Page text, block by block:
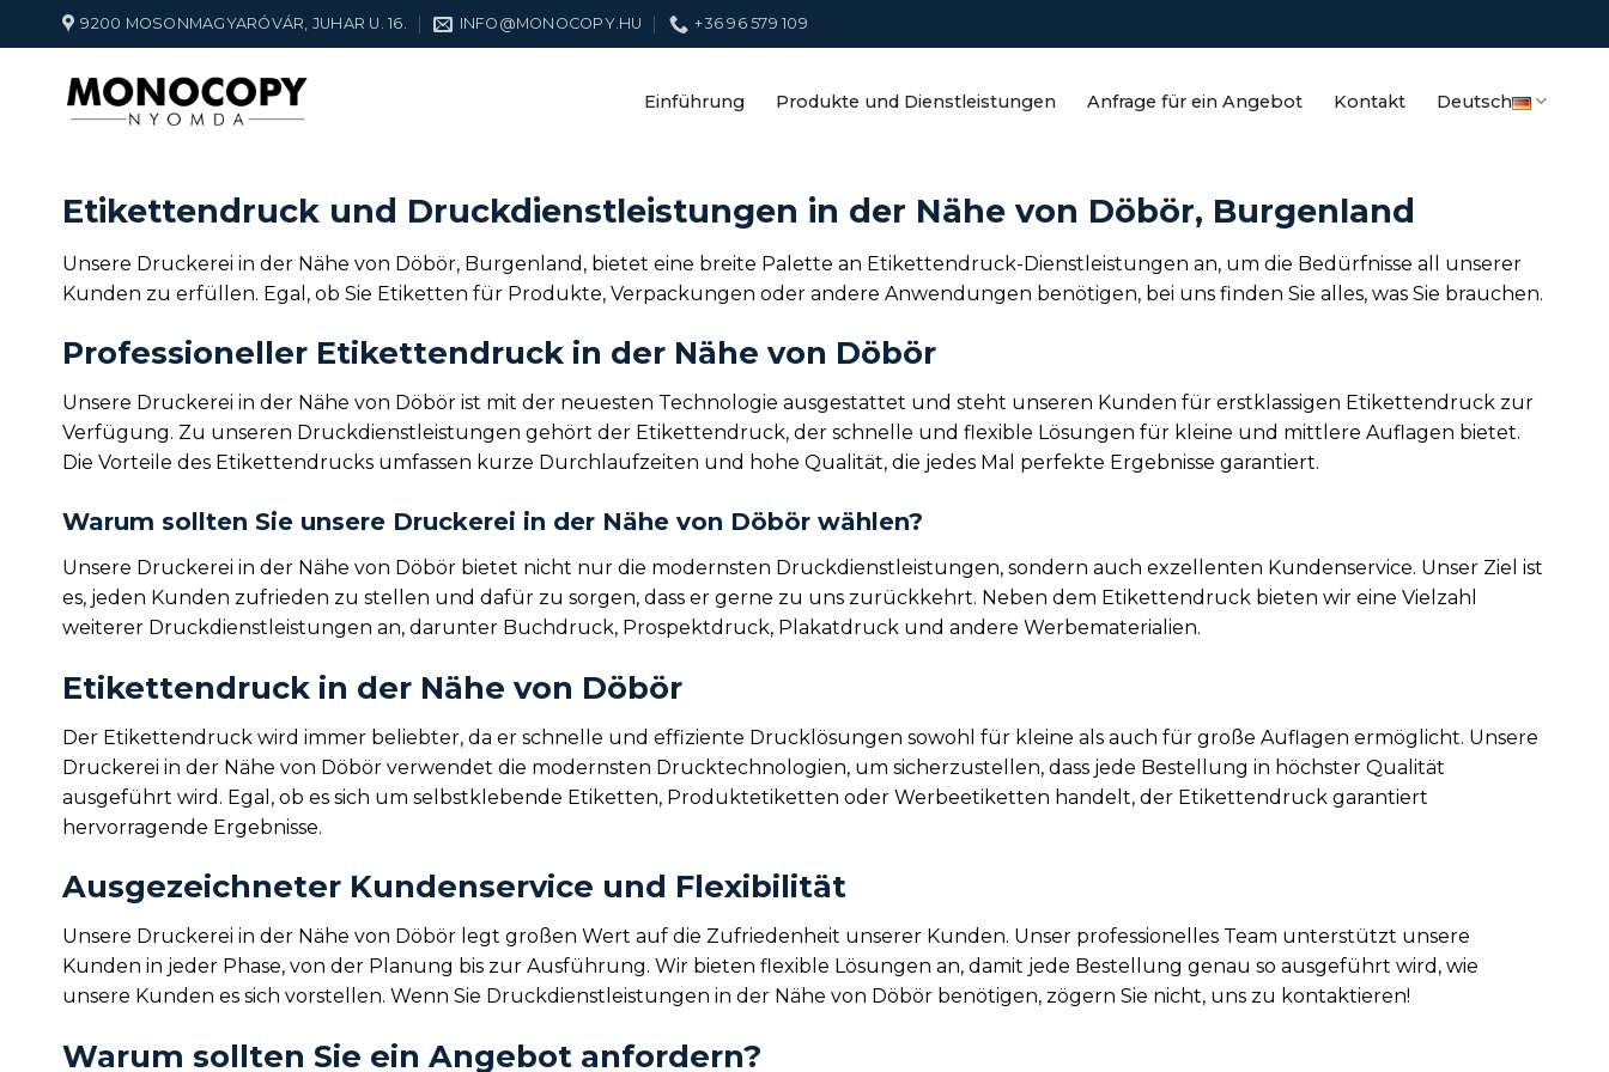
Inhalt
springen
9200 MOSONMAGYARÓVÁR, JUHAR U. 16. INFO@MONOCOPY.HU +36 96 579 109
Einführung Produkte und Dienstleistungen Anfrage für ein Angebot Kontakt Deutsch
Etikettendruck und Druckdienstleistungen in der Nähe von Döbör, Burgenland
Unsere Druckerei in der Nähe von Döbör, Burgenland, bietet eine breite Palette an Etikettendruck-Dienstleistungen an, um die Bedürfnisse all unserer
Kunden zu erfüllen. Egal, ob Sie Etiketten für Produkte, Verpackungen oder andere Anwendungen benötigen, bei uns finden Sie alles, was Sie brauchen.
Professioneller Etikettendruck in der Nähe von Döbör
Unsere Druckerei in der Nähe von Döbör ist mit der neuesten Technologie ausgestattet und steht unseren Kunden für erstklassigen Etikettendruck zur
Verfügung. Zu unseren Druckdienstleistungen gehört der Etikettendruck, der schnelle und flexible Lösungen für kleine und mittlere Auflagen bietet.
Die Vorteile des Etikettendrucks umfassen kurze Durchlaufzeiten und hohe Qualität, die jedes Mal perfekte Ergebnisse garantiert.
Warum sollten Sie unsere Druckerei in der Nähe von Döbör wählen?
Unsere Druckerei in der Nähe von Döbör bietet nicht nur die modernsten Druckdienstleistungen, sondern auch exzellenten Kundenservice. Unser Ziel ist
es, jeden Kunden zufrieden zu stellen und dafür zu sorgen, dass er gerne zu uns zurückkehrt. Neben dem Etikettendruck bieten wir eine Vielzahl
weiterer Druckdienstleistungen an, darunter Buchdruck, Prospektdruck, Plakatdruck und andere Werbematerialien.
Etikettendruck in der Nähe von Döbör
Der Etikettendruck wird immer beliebter, da er schnelle und effiziente Drucklösungen sowohl für kleine als auch für große Auflagen ermöglicht. Unsere
Druckerei in der Nähe von Döbör verwendet die modernsten Drucktechnologien, um sicherzustellen, dass jede Bestellung in höchster Qualität
ausgeführt wird. Egal, ob es sich um selbstklebende Etiketten, Produktetiketten oder Werbeetiketten handelt, der Etikettendruck garantiert
hervorragende Ergebnisse.
Ausgezeichneter Kundenservice und Flexibilität
Unsere Druckerei in der Nähe von Döbör legt großen Wert auf die Zufriedenheit unserer Kunden. Unser professionelles Team unterstützt unsere
Kunden in jeder Phase, von der Planung bis zur Ausführung. Wir bieten flexible Lösungen an, damit jede Bestellung genau so ausgeführt wird, wie
unsere Kunden es sich vorstellen. Wenn Sie Druckdienstleistungen in der Nähe von Döbör benötigen, zögern Sie nicht, uns zu kontaktieren!
Warum sollten Sie ein Angebot anfordern?